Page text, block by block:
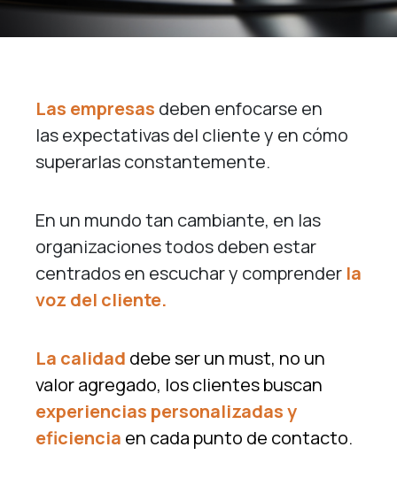
Las empresas deben enfocarse en
las expectativas del cliente y en cómo
superarlas constantemente.
En un mundo tan cambiante, en las
organizaciones todos deben estar
centrados en escuchar y comprender la
voz del cliente.
La calidad debe ser un must, no un
valor agregado, los clientes buscan
experiencias personalizadas y
eficiencia en cada punto de contacto.